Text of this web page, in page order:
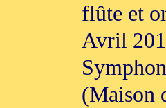
flûte et
Avril
(Maison